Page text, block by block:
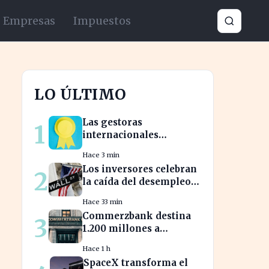
Empresas Impuestos
LO ÚLTIMO
1
Las gestoras
internacionales
liderazgo en julio:
¿quiénes son los nuevos
nombrados?
Hace 3 min
2
Los inversores celebran
la caída del desempleo:
alza
Hace 33 min
3
Commerzbank destina
1.200 millones a
del 94% en beneficios
Hace 1 h
SpaceX transforma el